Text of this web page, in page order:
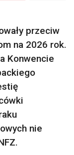
przeciw
na 2026 rok.
Konwencie
nie